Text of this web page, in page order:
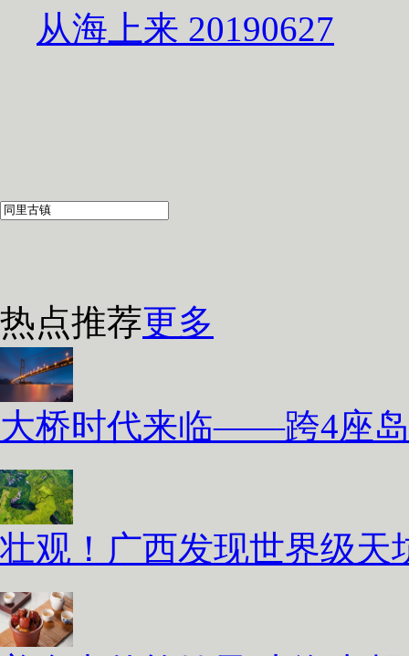
从海上来 20190627
热点推荐更多
大桥时代来临——跨4座
壮观！广西发现世界级天